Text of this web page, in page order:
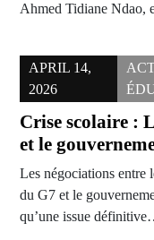
Ahmed Tidiane Ndao,
APRIL 14,
2026
Crise scolaire :
et le
Les négociations entre
du G7 et le
qu’une issue